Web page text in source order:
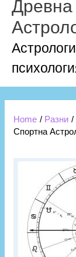
Древна
Home Разни
Спортна